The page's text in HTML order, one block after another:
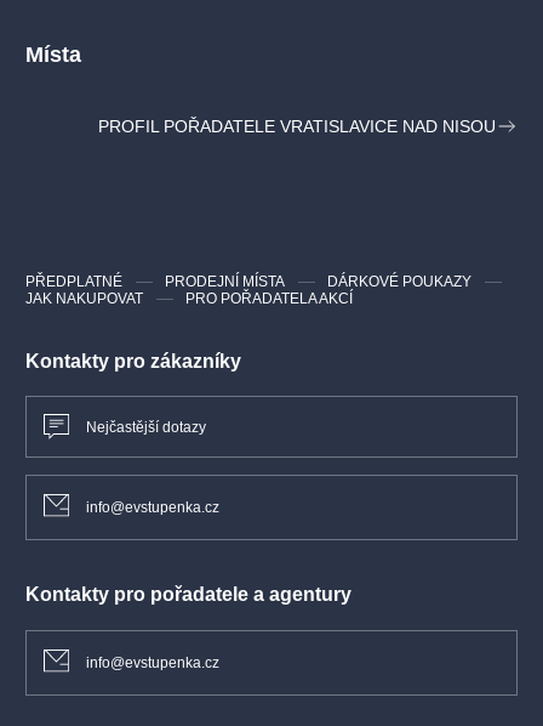
Místa
PROFIL POŘADATELE VRATISLAVICE NAD NISOU
Kontakty pro zákazníky
Nejčastější dotazy
info@evstupenka.cz
Kontakty pro pořadatele a agentury
info@evstupenka.cz
PŘEDPLATNÉ PRODEJNÍ MÍSTA
DÁRKOVÉ POUKAZY
JAK NAKUPOVAT
PRO POŘADATELA AKCÍ